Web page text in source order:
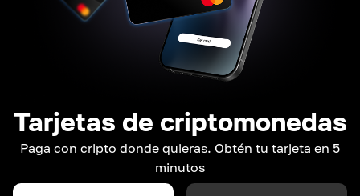
Tarjetas de criptomonedas
Paga con cripto donde quieras. Obtén tu tarjeta en 5
minutos